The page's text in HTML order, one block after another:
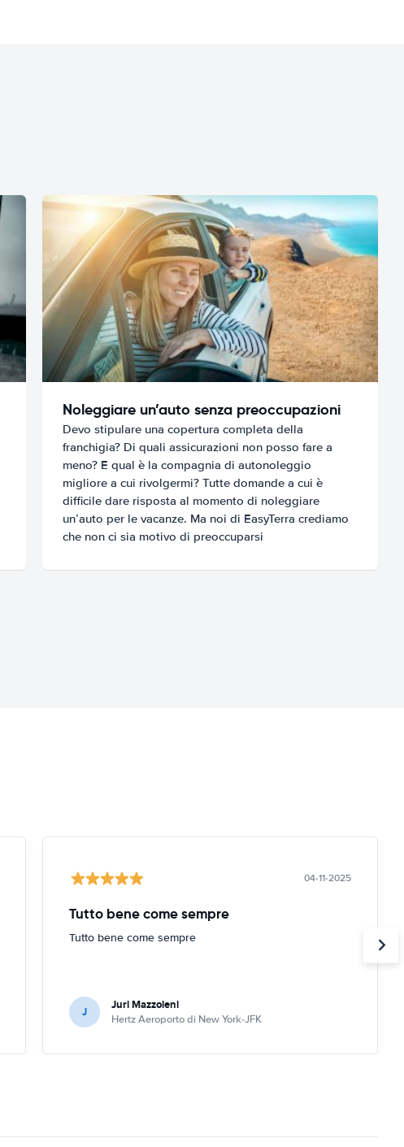
Noleggiare un’auto senza preoccupazioni
Devo stipulare una copertura completa della
franchigia? Di quali assicurazioni non posso fare a
meno? E qual è la compagnia di autonoleggio
migliore a cui rivolgermi? Tutte domande a cui è
difficile dare risposta al momento di noleggiare
un’auto per le vacanze. Ma noi di EasyTerra crediamo
che non ci sia motivo di preoccuparsi
04-11-2025
Tutto bene come sempre
Tutto bene come sempre
J Juri Mazzoleni
Hertz Aeroporto di New York-JFK